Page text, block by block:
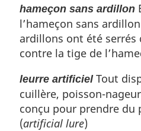
hameçon sans ardillon
l’hameçon sans
ardillons ont été
contre la tige de
leurre artificielTout
cuillère, poisson-
conçu pour prendre du
(artificial lure)